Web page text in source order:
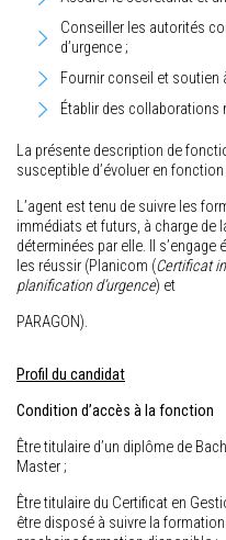
Conseiller les autorités
d’urgence ;
Fournir conseil et soutien
Établir des collaborations
La présente description de
susceptible d’évoluer en
L’agent est tenu de suivre les
immédiats et futurs, à charge de
déterminées par elle. Il
les réussir (Planicom (Certificat
planification d’urgence) et
PARAGON).
Profil du candidat
Condition d’accès à la fonction
Être titulaire d’un diplôme de
Master ;
Être titulaire du Certificat en
être disposé à suivre la